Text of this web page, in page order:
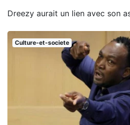
Dreezy aurait un lien avec son
Culture-et-societe